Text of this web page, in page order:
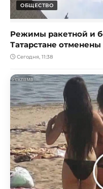
ОБЩЕСТВО
Режимы ракетной и
Татарстане отменены
Сегодня, 11:38